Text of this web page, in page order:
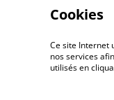
©2026
Cookies
Ce site Internet
nos services
utilisés en